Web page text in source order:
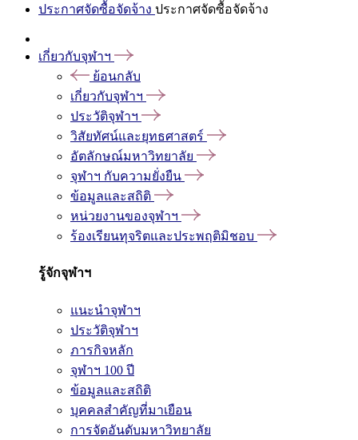
ประกาศจัดซื้อจัดจ้าง ประกาศจัดซื้อจัดจ้าง
เกี่ยวกับจุฬาฯ
ย้อนกลับ
เกี่ยวกับจุฬาฯ
ประวัติจุฬาฯ
วิสัยทัศน์และยุทธศาสตร์
อัตลักษณ์มหาวิทยาลัย
จุฬาฯ กับความยั่งยืน
ข้อมูลและสถิติ
หน่วยงานของจุฬาฯ
ร้องเรียนทุจริตและประพฤติมิชอบ
รู้จักจุฬาฯ
แนะนำจุฬาฯ
ประวัติจุฬาฯ
ภารกิจหลัก
จุฬาฯ 100 ปี
ข้อมูลและสถิติ
บุคคลสำคัญที่มาเยือน
การจัดอันดับมหาวิทยาลัย